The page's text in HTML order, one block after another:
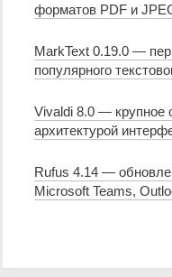
форматов PDF и
MarkText 0.19.0 —
популярного
Vivaldi 8.0 — крупное
архитектурой
Rufus 4.14 —
Microsoft Teams,